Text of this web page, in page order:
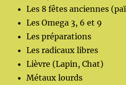
Les 8 fêtes anciennes
Les Omega 3, 6 et 9
Les préparations
Les radicaux libres
Lièvre (Lapin, Chat)
Métaux lourds